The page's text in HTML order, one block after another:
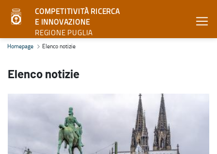
COMPETITIVITÀ RICERCA
E INNOVAZIONE
REGIONE PUGLIA
Elenco notizie - Competitività ricerca e innovazione
Homepage Elenco notizie
Elenco notizie